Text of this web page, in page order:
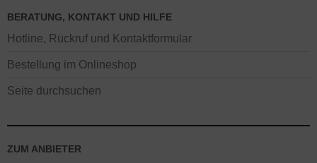
BERATUNG, KONTAKT UND HILFE
Hotline, Rückruf und Kontaktformular
Bestellung im Onlineshop
Seite durchsuchen
ZUM ANBIETER